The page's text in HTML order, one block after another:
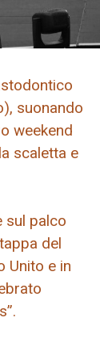
suonando
weekend
scaletta e
sul palco
del
Unito e in